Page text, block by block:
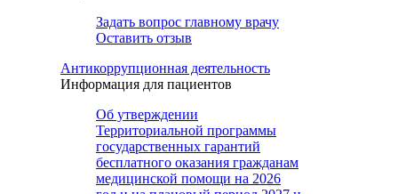
Задать вопрос главному врачу
Оставить отзыв
Антикоррупционная деятельность
Информация для пациентов
Об утверждении
Территориальной программы
государственных гарантий
бесплатного оказания гражданам
медицинской помощи на 2026